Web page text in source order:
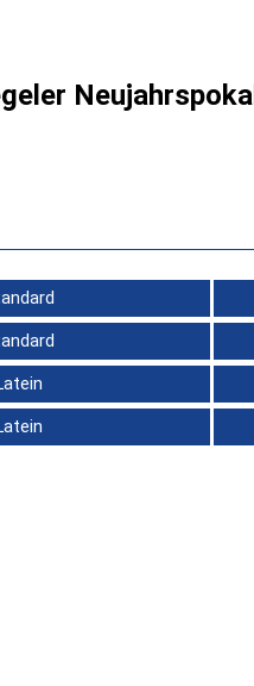
Neujahrspokal